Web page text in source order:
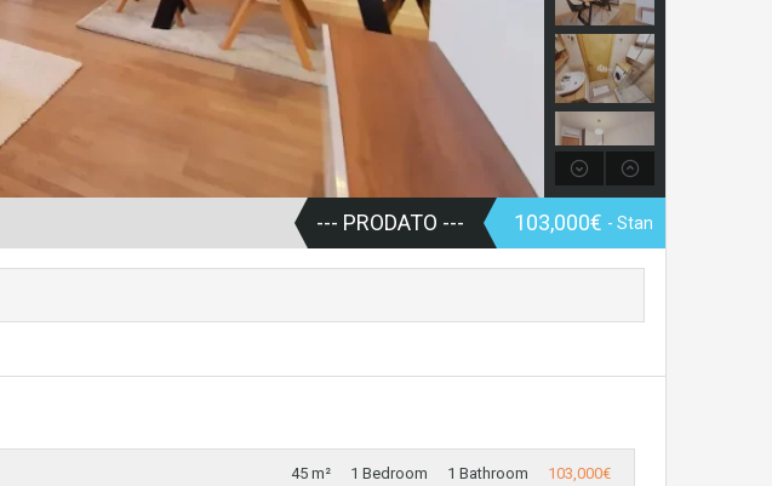
--- PRODATO --- 103,000€ - Stan
45 m² 1 Bedroom 1 Bathroom 103,000€